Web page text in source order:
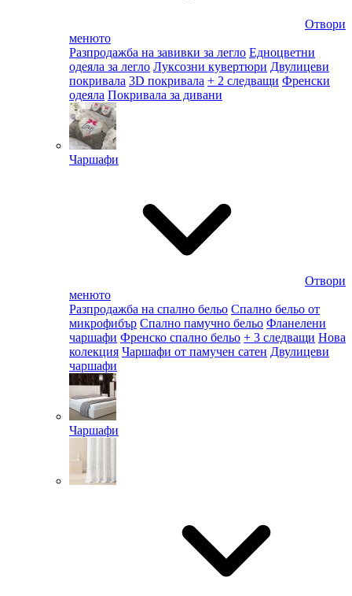
Отвори
менюто
Разпродажба на завивки за легло Едноцветни
одеяла за легло Луксозни кувертюри Двулицеви
покривала 3D покривала + 2 следващи Френски
одеяла Покривала за дивани
Чаршафи
Отвори
менюто
Разпродажба на спално бельо Спално бельо от
микрофибър Спално памучно бельо Фланелени
чаршафи Френско спално бельо + 3 следващи Нова
колекция Чаршафи от памучен сатен Двулицеви
чаршафи
Чаршафи